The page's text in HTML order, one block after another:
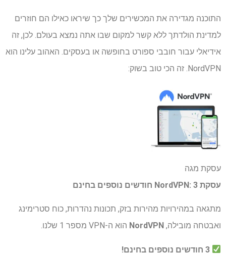
התוכנה מגדירה את המכשירים שלך כך שיראו כאילו הם חוזרים
למדינת הולדתך ללא קשר למקום שבו אתה נמצא בעולם. לכן, זה
אידיאלי עבור חובבי ספורט בחופשה או בעסקים. האהוב עלינו הוא
NordVPN. זה הכי טוב בשוק:
עסקת מגה
עסקת NordVPN: 3 חודשים נוספים בחינם
מתגאה במהירויות מהירות בזק, תכונות נהדרות, כוח סטרימינג
ואבטחה מובילה, NordVPN הוא ה-VPN מספר 1 שלנו.
3 חודשים נוספים בחינם!